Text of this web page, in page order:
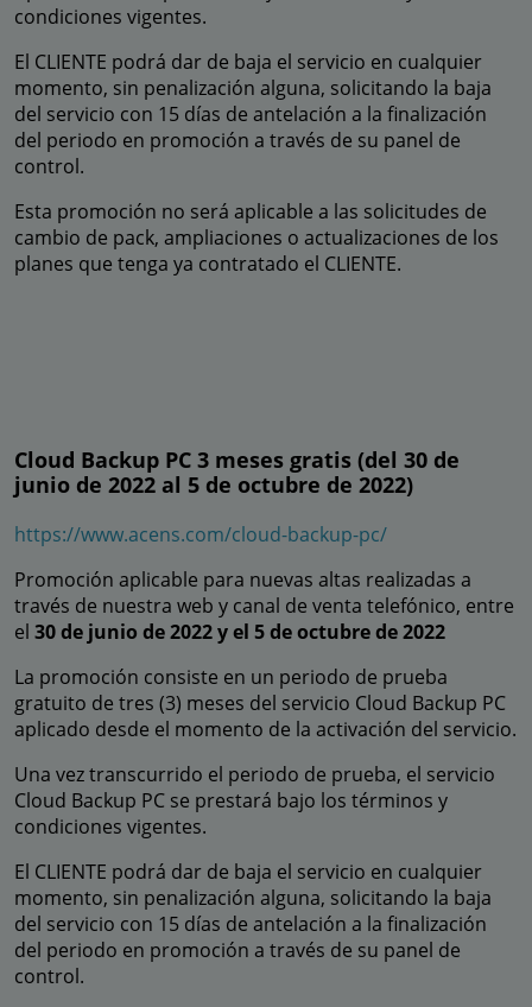
condiciones vigentes.
El CLIENTE podrá dar de baja el servicio en cualquier
momento, sin penalización alguna, solicitando la baja
del servicio con 15 días de antelación a la finalización
del periodo en promoción a través de su panel de
control.
Esta promoción no será aplicable a las solicitudes de
cambio de pack, ampliaciones o actualizaciones de los
planes que tenga ya contratado el CLIENTE.
Cloud Backup PC 3 meses gratis (del 30 de
junio de 2022 al 5 de octubre de 2022)
https://www.acens.com/cloud-backup-pc/
Promoción aplicable para nuevas altas realizadas a
través de nuestra web y canal de venta telefónico, entre
el 30 de junio de 2022 y el 5 de octubre de 2022
La promoción consiste en un periodo de prueba
gratuito de tres (3) meses del servicio Cloud Backup PC
aplicado desde el momento de la activación del servicio.
Una vez transcurrido el periodo de prueba, el servicio
Cloud Backup PC se prestará bajo los términos y
condiciones vigentes.
El CLIENTE podrá dar de baja el servicio en cualquier
momento, sin penalización alguna, solicitando la baja
del servicio con 15 días de antelación a la finalización
del periodo en promoción a través de su panel de
control.